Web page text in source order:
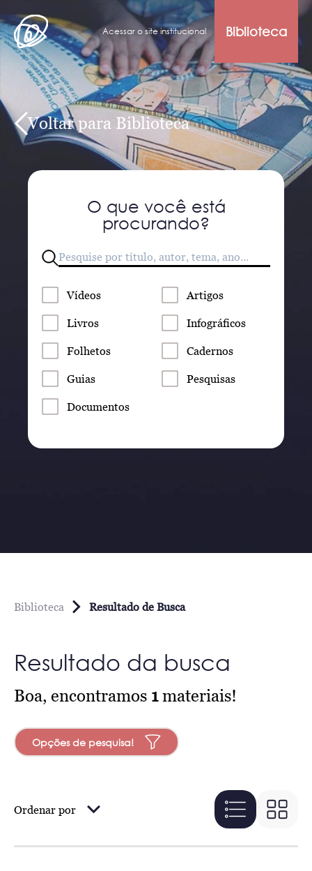
Acessar o site institucional Biblioteca
Voltar para Biblioteca
O que você está
procurando?
Vídeos Artigos
Livros Infográficos
Folhetos Cadernos
Guias Pesquisas
Documentos
Biblioteca Resultado de Busca
Resultado da busca
Boa, encontramos 1materiais!
Opções de pesquisa!
Ordenar por